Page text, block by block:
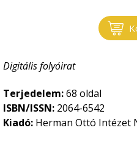
Digitális folyóirat
Terjedelem:68 oldal
ISBN/ISSN: 2064-6542
Kiadó: Herman Ottó Intézet